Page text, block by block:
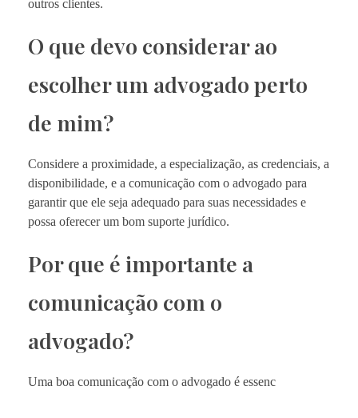
outros clientes.
O que devo considerar ao
escolher um advogado perto
de mim?
Considere a proximidade, a especialização, as credenciais, a
disponibilidade, e a comunicação com o advogado para
garantir que ele seja adequado para suas necessidades e
possa oferecer um bom suporte jurídico.
Por que é importante a
comunicação com o
advogado?
Uma boa comunicação com o advogado é essenc